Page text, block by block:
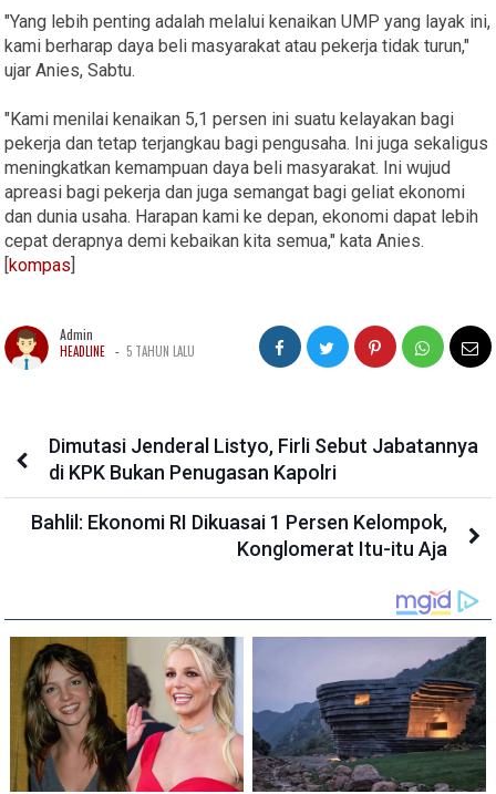
"Yang lebih penting adalah melalui kenaikan UMP yang layak ini,
kami berharap daya beli masyarakat atau pekerja tidak turun,"
ujar Anies, Sabtu.
"Kami menilai kenaikan 5,1 persen ini suatu kelayakan bagi
pekerja dan tetap terjangkau bagi pengusaha. Ini juga sekaligus
meningkatkan kemampuan daya beli masyarakat. Ini wujud
apreasi bagi pekerja dan juga semangat bagi geliat ekonomi
dan dunia usaha. Harapan kami ke depan, ekonomi dapat lebih
cepat derapnya demi kebaikan kita semua," kata Anies.
kompas
Admin
HEADLINE - 5 TAHUN LALU
Dimutasi Jenderal Listyo, Firli Sebut Jabatannya
di KPK Bukan Penugasan Kapolri
Bahlil: Ekonomi RI Dikuasai 1 Persen Kelompok,
Konglomerat Itu-itu Aja